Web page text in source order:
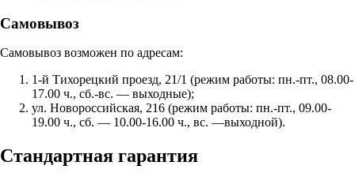
Самовывоз
Самовывоз возможен по адресам:
1-й Тихорецкий проезд, 21/1 (режим работы: пн.-пт., 08.00-
17.00 ч., сб.-вс. — выходные);
ул. Новороссийская, 216 (режим работы: пн.-пт., 09.00-
19.00 ч., сб. — 10.00-16.00 ч., вс. —выходной).
Стандартная гарантия